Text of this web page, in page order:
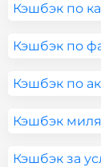
Кэшбэк по
Кэшбэк по
Кэшбэк по
Кэшбэк
Кэшбэк за